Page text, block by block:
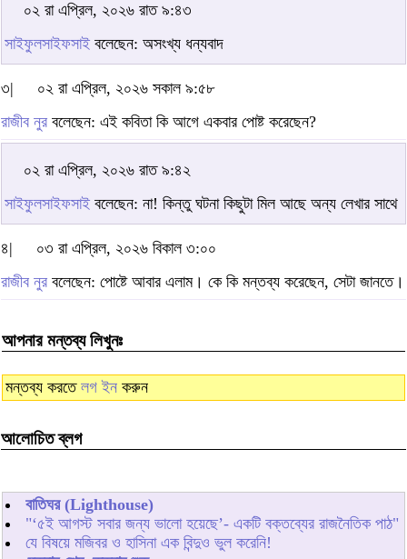
০২ রা এপ্রিল, ২০২৬ রাত ৯:৪৩
সাইফুলসাইফসাই বলেছেন: অসংখ্য ধন্যবাদ
৩|
০২ রা এপ্রিল, ২০২৬ সকাল ৯:৫৮
রাজীব নুর বলেছেন: এই কবিতা কি আগে একবার পোষ্ট করেছেন?
০২ রা এপ্রিল, ২০২৬ রাত ৯:৪২
সাইফুলসাইফসাই বলেছেন: না! কিন্তু ঘটনা কিছুটা মিল আছে অন্য লেখার সাথে
৪|
০৩ রা এপ্রিল, ২০২৬ বিকাল ৩:০০
রাজীব নুর বলেছেন: পোষ্টে আবার এলাম। কে কি মন্তব্য করেছেন, সেটা জানতে।
আপনার মন্তব্য লিখুনঃ
মন্তব্য করতে লগ ইন করুন
আলোচিত ব্লগ
বাতিঘর (Lighthouse)
"‘৫ই আগস্ট সবার জন্য ভালো হয়েছে’- একটি বক্তব্যের রাজনৈতিক পাঠ"
যে বিষয়ে মজিবর ও হাসিনা এক বিন্দুও ভুল করেনি!